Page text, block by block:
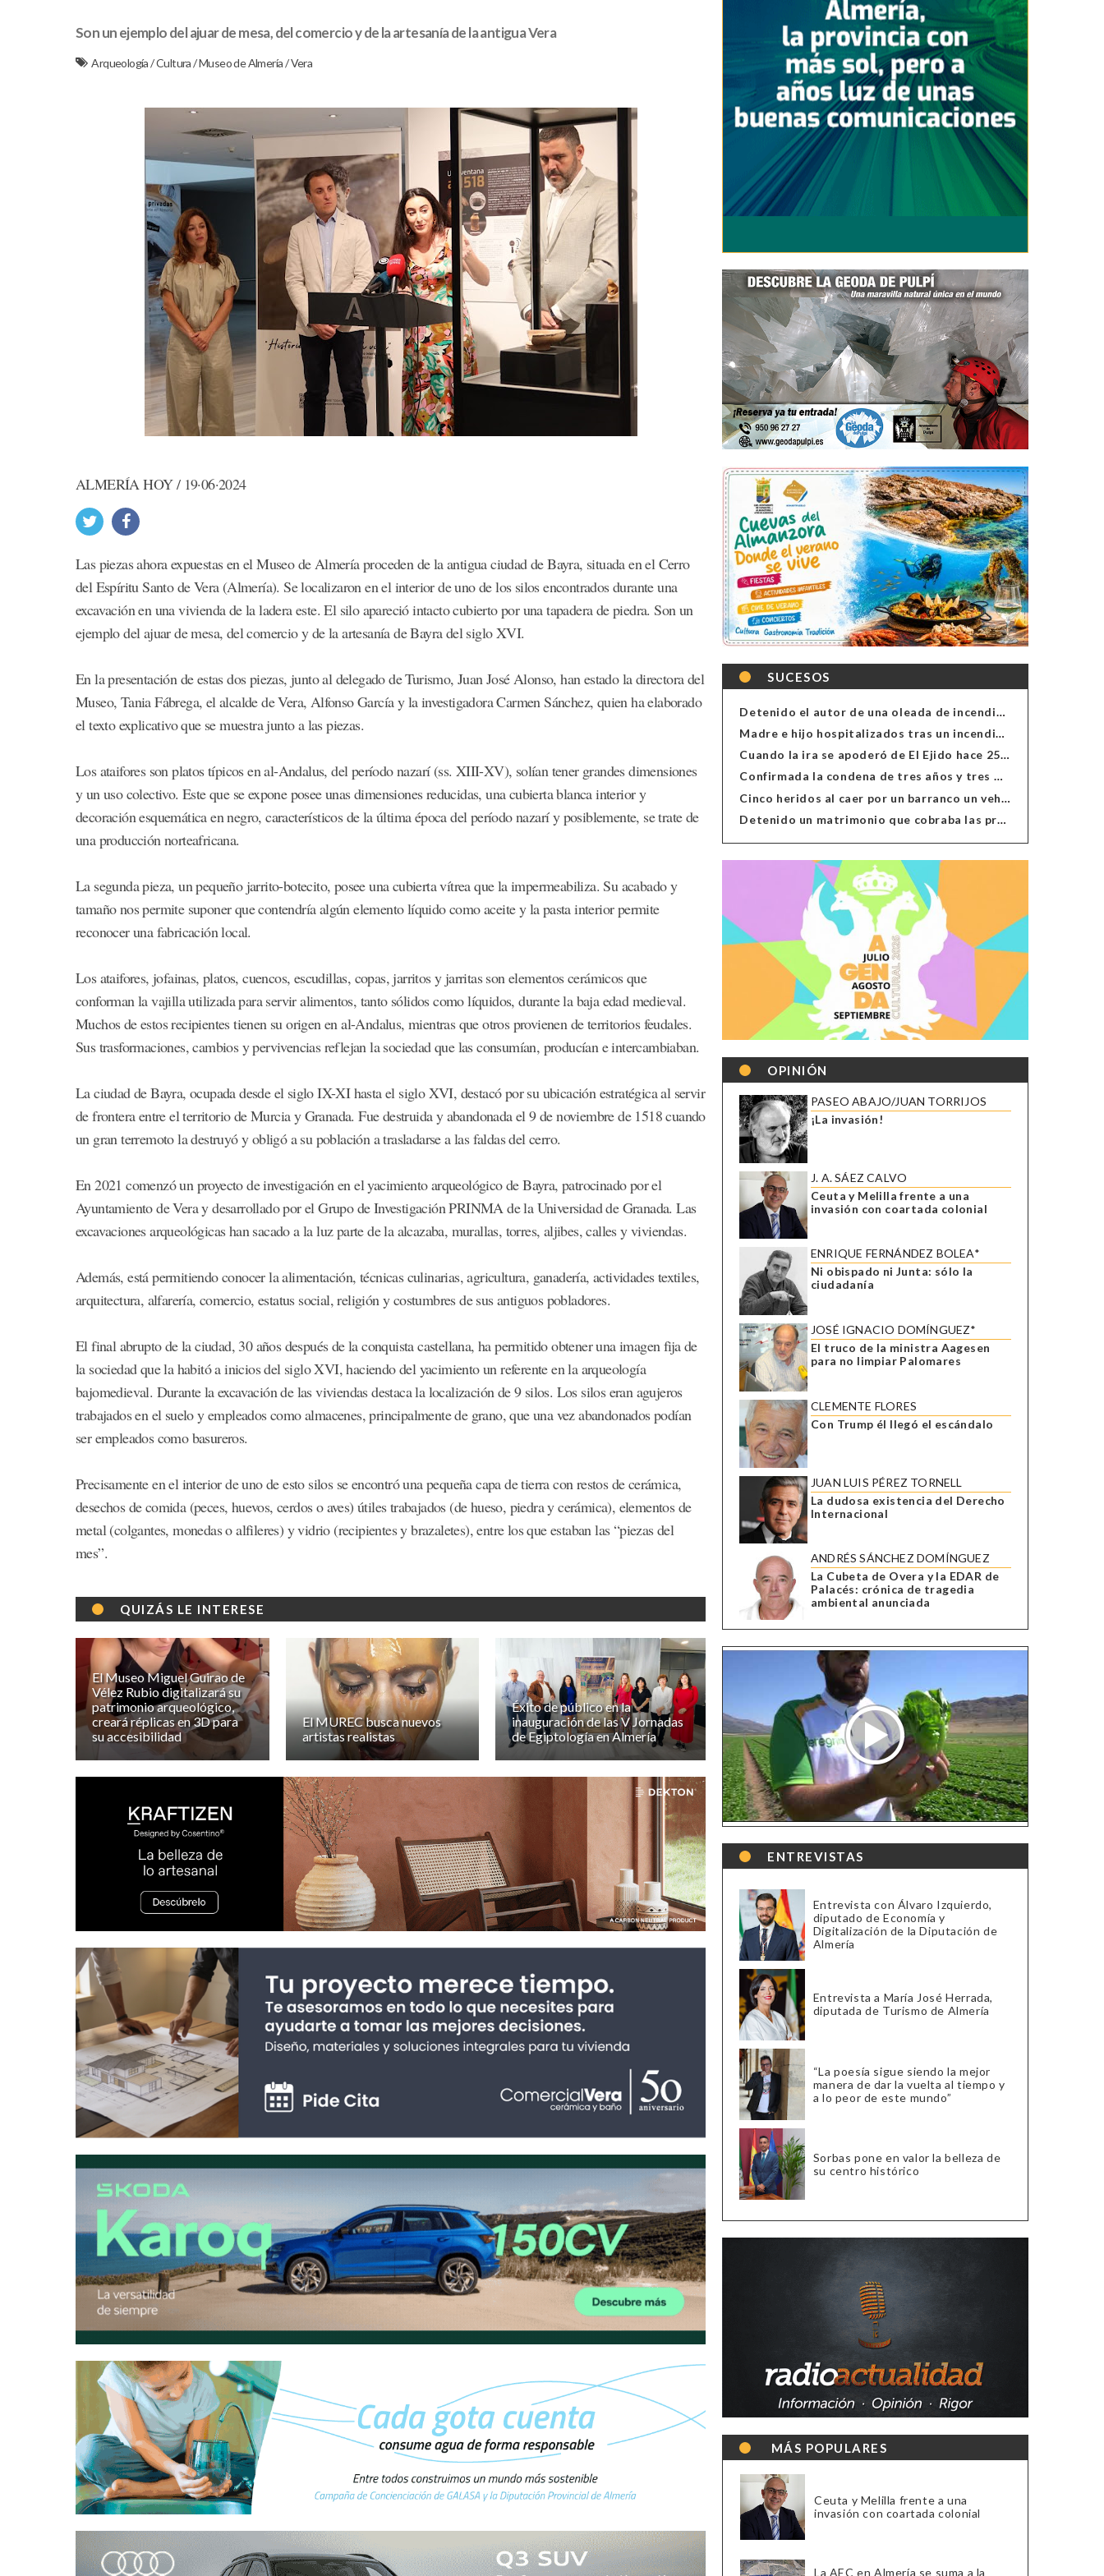
Son un ejemplo del ajuar de mesa, del comercio y de la artesanía de la antigua Vera
Arqueología/Cultura/Museo de Almería/Vera
ALMERÍA HOY / 19·06·2024
Las piezas ahora expuestas en el Museo de Almería proceden de la antigua ciudad de Bayra, situada en el Cerro
del Espíritu Santo de Vera (Almería). Se localizaron en el interior de uno de los silos encontrados durante una
excavación en una vivienda de la ladera este. El silo apareció intacto cubierto por una tapadera de piedra. Son un
ejemplo del ajuar de mesa, del comercio y de la artesanía de Bayra del siglo XVI.
En la presentación de estas dos piezas, junto al delegado de Turismo, Juan José Alonso, han estado la directora del
Museo, Tania Fábrega, el alcalde de Vera, Alfonso García y la investigadora Carmen Sánchez, quien ha elaborado
el texto explicativo que se muestra junto a las piezas.
Los ataifores son platos típicos en al-Andalus, del período nazarí (ss. XIII-XV), solían tener grandes dimensiones
y un uso colectivo. Este que se expone posee unas dimensiones reducidas, una cubierta blanca interior y
decoración esquemática en negro, característicos de la última época del período nazarí y posiblemente, se trate de
una producción norteafricana.
La segunda pieza, un pequeño jarrito-botecito, posee una cubierta vítrea que la impermeabiliza. Su acabado y
tamaño nos permite suponer que contendría algún elemento líquido como aceite y la pasta interior permite
reconocer una fabricación local.
Los ataifores, jofainas, platos, cuencos, escudillas, copas, jarritos y jarritas son elementos cerámicos que
conforman la vajilla utilizada para servir alimentos, tanto sólidos como líquidos, durante la baja edad medieval.
Muchos de estos recipientes tienen su origen en al-Andalus, mientras que otros provienen de territorios feudales.
Sus trasformaciones, cambios y pervivencias reflejan la sociedad que las consumían, producían e intercambiaban.
La ciudad de Bayra, ocupada desde el siglo IX-XI hasta el siglo XVI, destacó por su ubicación estratégica al servir
de frontera entre el territorio de Murcia y Granada. Fue destruida y abandonada el 9 de noviembre de 1518 cuando
un gran terremoto la destruyó y obligó a su población a trasladarse a las faldas del cerro.
En 2021 comenzó un proyecto de investigación en el yacimiento arqueológico de Bayra, patrocinado por el
Ayuntamiento de Vera y desarrollado por el Grupo de Investigación PRINMA de la Universidad de Granada. Las
excavaciones arqueológicas han sacado a la luz parte de la alcazaba, murallas, torres, aljibes, calles y viviendas.
Además, está permitiendo conocer la alimentación, técnicas culinarias, agricultura, ganadería, actividades textiles,
arquitectura, alfarería, comercio, estatus social, religión y costumbres de sus antiguos pobladores.
El final abrupto de la ciudad, 30 años después de la conquista castellana, ha permitido obtener una imagen fija de
la sociedad que la habitó a inicios del siglo XVI, haciendo del yacimiento un referente en la arqueología
bajomedieval. Durante la excavación de las viviendas destaca la localización de 9 silos. Los silos eran agujeros
trabajados en el suelo y empleados como almacenes, principalmente de grano, que una vez abandonados podían
ser empleados como basureros.
Precisamente en el interior de uno de esto silos se encontró una pequeña capa de tierra con restos de cerámica,
desechos de comida (peces, huevos, cerdos o aves) útiles trabajados (de hueso, piedra y cerámica), elementos de
metal (colgantes, monedas o alfileres) y vidrio (recipientes y brazaletes), entre los que estaban las “piezas del
mes”.
QUIZÁS LE INTERESE
El Museo Miguel Guirao de
Vélez Rubio digitalizará su
patrimonio arqueológico,
creará réplicas en 3D para
su accesibilidad
El MUREC busca nuevos
artistas realistas
Éxito de público en la
inauguración de las V Jornadas
de Egiptología en Almería
SUCESOS
Detenido el autor de una oleada de incendios de contenedores en Almería
Madre e hijo hospitalizados tras un incendio en la cocina de una vivienda en Almería
Cuando la ira se apoderó de El Ejido hace 25 años
Confirmada la condena de tres años y tres meses al hombre de Antas acusado de xenofobia
Cinco heridos al caer por un barranco un vehículo en Alcolea
Detenido un matrimonio que cobraba las prestaciones de ilegales en Almería, Granada, Málaga, Huelva y Murcia
OPINIÓN
PASEO ABAJO/JUAN TORRIJOS
¡La invasión!
J. A. SÁEZ CALVO
Ceuta y Melilla frente a una
invasión con coartada colonial
ENRIQUE FERNÁNDEZ BOLEA*
Ni obispado ni Junta: sólo la
ciudadanía
JOSÉ IGNACIO DOMÍNGUEZ*
El truco de la ministra Aagesen
para no limpiar Palomares
CLEMENTE FLORES
Con Trump él llegó el escándalo
JUAN LUIS PÉREZ TORNELL
La dudosa existencia del Derecho
Internacional
ANDRÉS SÁNCHEZ DOMÍNGUEZ
La Cubeta de Overa y la EDAR de
Palacés: crónica de tragedia
ambiental anunciada
ENTREVISTAS
Entrevista con Álvaro Izquierdo,
diputado de Economía y
Digitalización de la Diputación de
Almería
Entrevista a María José Herrada,
diputada de Turismo de Almería
“La poesía sigue siendo la mejor
manera de dar la vuelta al tiempo y
a lo peor de este mundo”
Sorbas pone en valor la belleza de
su centro histórico
MÁS POPULARES
Ceuta y Melilla frente a una
invasión con coartada colonial
La AEC en Almería se suma a la